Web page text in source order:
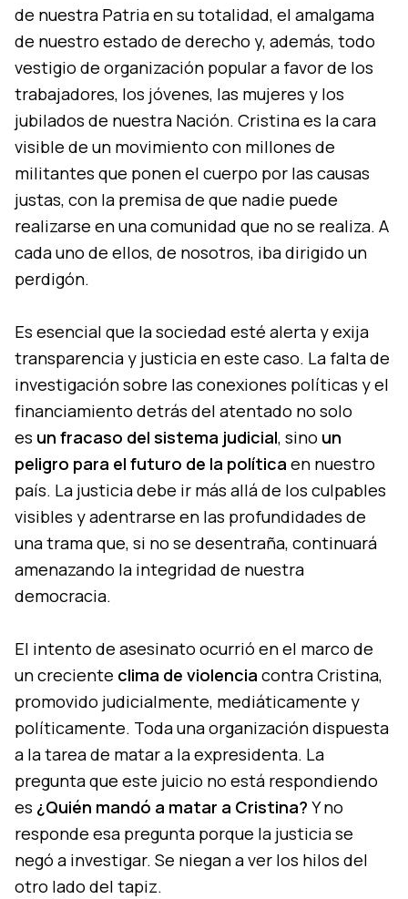
de nuestra Patria en su totalidad, el amalgama
de nuestro estado de derecho y, además, todo
vestigio de organización popular a favor de los
trabajadores, los jóvenes, las mujeres y los
jubilados de nuestra Nación. Cristina es la cara
visible de un movimiento con millones de
militantes que ponen el cuerpo por las causas
justas, con la premisa de que nadie puede
realizarse en una comunidad que no se realiza. A
cada uno de ellos, de nosotros, iba dirigido un
perdigón.
Es esencial que la sociedad esté alerta y exija
transparencia y justicia en este caso. La falta de
investigación sobre las conexiones políticas y el
financiamiento detrás del atentado no solo
es un fracaso del sistema judicial, sino un
peligro para el futuro de la política en nuestro
país. La justicia debe ir más allá de los culpables
visibles y adentrarse en las profundidades de
una trama que, si no se desentraña, continuará
amenazando la integridad de nuestra
democracia.
El intento de asesinato ocurrió en el marco de
un creciente clima de violencia contra Cristina,
promovido judicialmente, mediáticamente y
políticamente. Toda una organización dispuesta
a la tarea de matar a la expresidenta. La
pregunta que este juicio no está respondiendo
es ¿Quién mandó a matar a Cristina? Y no
responde esa pregunta porque la justicia se
negó a investigar. Se niegan a ver los hilos del
otro lado del tapiz.